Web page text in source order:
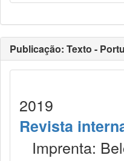
Publicação: Texto -
2019
Revista
Imprenta: